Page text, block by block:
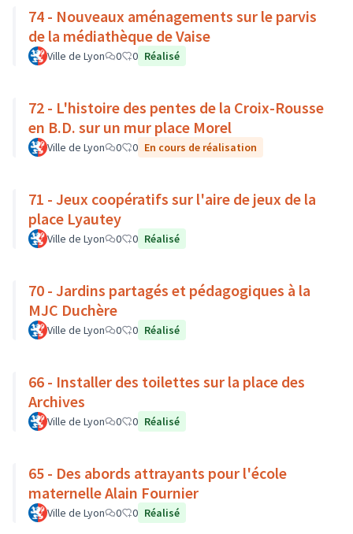
74 - Nouveaux aménagements sur le parvis
de la médiathèque de Vaise
Ville de Lyon 0 0 Réalisé
72 - L'histoire des pentes de la Croix-Rousse
en B.D. sur un mur place Morel
Ville de Lyon 0 0 En cours de réalisation
71 - Jeux coopératifs sur l'aire de jeux de la
place Lyautey
Ville de Lyon 0 0 Réalisé
70 - Jardins partagés et pédagogiques à la
MJC Duchère
Ville de Lyon 0 0 Réalisé
66 - Installer des toilettes sur la place des
Archives
Ville de Lyon 0 0 Réalisé
65 - Des abords attrayants pour l'école
maternelle Alain Fournier
Ville de Lyon 0 0 Réalisé